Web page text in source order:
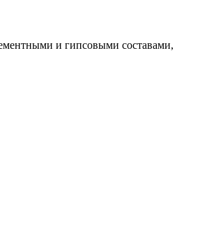
и гипсовыми составами,